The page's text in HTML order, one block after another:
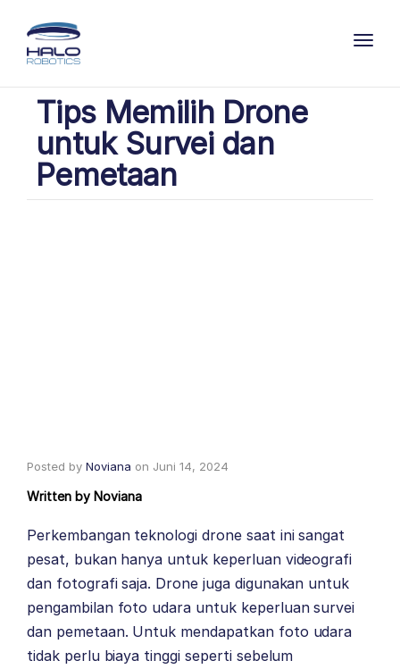
Tips Memilih Drone
untuk Survei dan
Pemetaan
Posted by Noviana on Juni 14, 2024
Written by Noviana
Perkembangan teknologi drone saat ini sangat
pesat, bukan hanya untuk keperluan videografi
dan fotografi saja. Drone juga digunakan untuk
pengambilan foto udara untuk keperluan survei
dan pemetaan. Untuk mendapatkan foto udara
tidak perlu biaya tinggi seperti sebelum